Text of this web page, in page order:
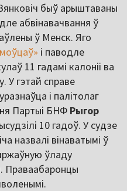
быў арыштаваны
абвінавачвання ў
ў Менск. Яго
і паводле
11 гадамі калоніі ва
У гэтай справе
і палітолаг
Партыі БНФ Рыгор
10 гадоў. У судзе
назвалі вінаватымі ў
ўладу
Праваабаронцы